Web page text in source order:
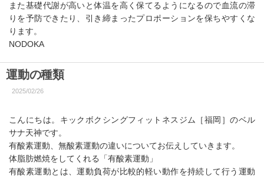
また基礎代謝が高いと体温を高く保てるようになるので血流の滞
りを予防できたり、引き締まったプロポーションを保ちやすくな
ります。
NODOKA
運動の種類
2025/02/26
こんにちは。キックボクシングフィットネスジム［福岡］のベル
サナ天神です。
有酸素運動、無酸素運動の違いについてお伝えしていきます。
体脂肪燃焼をしてくれる「有酸素運動」
有酸素運動とは、運動負荷が比較的軽い動作を持続して行う運動